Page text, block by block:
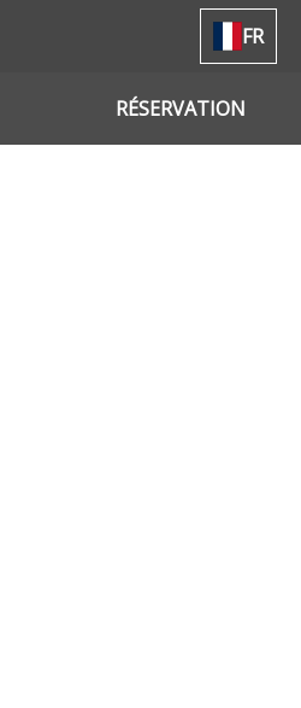
FR
RÉSERVATION